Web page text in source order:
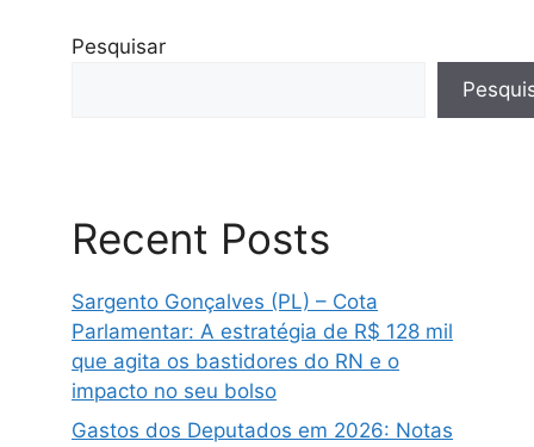
Pesquisar
Recent Posts
Sargento Gonçalves (PL) – Cota
Parlamentar: A estratégia de R$ 128 mil
que agita os bastidores do RN e o
impacto no seu bolso
Gastos dos Deputados em 2026: Notas